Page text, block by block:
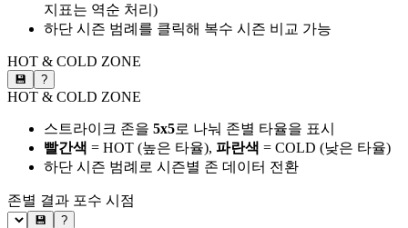
지표는 역순 처리)
하단 시즌 범례를 클릭해 복수 시즌 비교 가능
HOT & COLD ZONE
💾 ?
HOT & COLD ZONE
스트라이크 존을 5x5로 나눠 존별 타율을 표시
빨간색 = HOT (높은 타율), 파란색 = COLD (낮은 타율)
하단 시즌 범례로 시즌별 존 데이터 전환
존별 결과 포수 시점
💾 ?